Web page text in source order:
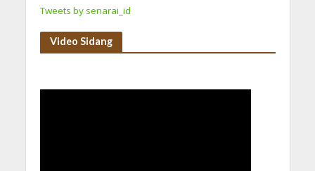
Tweets by senarai_id
Video Sidang